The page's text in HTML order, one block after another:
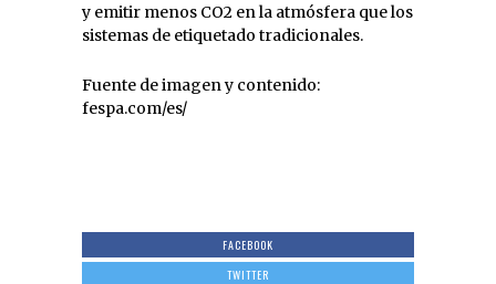
y emitir menos CO2 en la atmósfera que los
sistemas de etiquetado tradicionales.
Fuente de imagen y contenido:
fespa.com/es/
FACEBOOK
TWITTER